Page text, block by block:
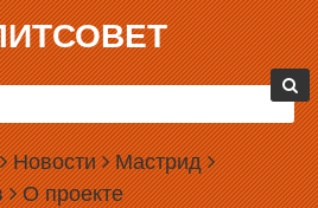
Новости Мастрид
О проекте
ЦЕН НА ОФИСНУЮ
служба решила проверить
на офисную бумагу в России. За